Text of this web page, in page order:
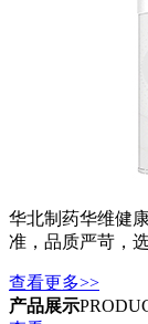
华北制药华维健
准，品质严苛，
查看更多>>
产品展示